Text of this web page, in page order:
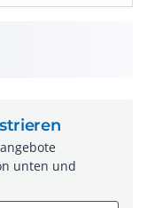
unten und